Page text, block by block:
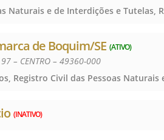
de Boquim/SE (ATIVO)
97 – CENTRO – 49360-000
(INATIVO)